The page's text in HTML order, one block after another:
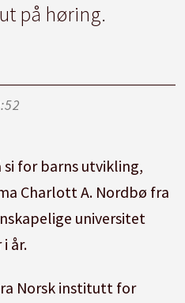
på høring.
si for barns utvikling,
Charlott A. Nordbø fra
universitet
år.
Norsk institutt for